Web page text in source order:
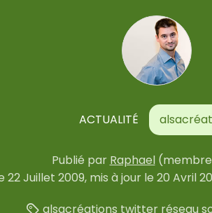
ACTUALITÉ
Publié par Raphael
22 Juillet 2009, mis à jour le 20 Avril
alsacréations twitter réseau